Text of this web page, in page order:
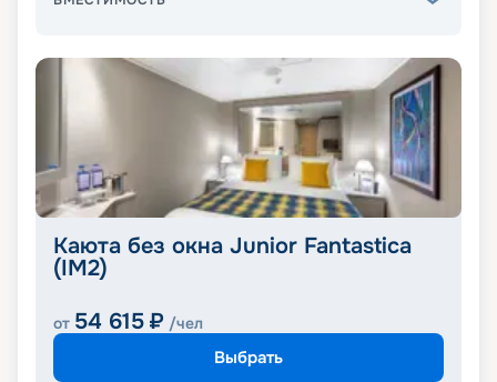
Каюта без окна Junior Fantastica
(IM2)
от 54 615 ₽ /чел
Выбрать